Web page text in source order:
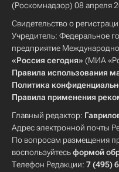
(Роскомнадзор) 08 апреля
Свидетельство о
Учредитель: Федеральное
предприятие
«Россия сегодня» (МИА
Правила использования
Политика
Правила применения
Главный редактор:
Адрес электронной почты
По вопросам размещения
воспользуйтесьформой
Телефон Редакции: 7 (495)